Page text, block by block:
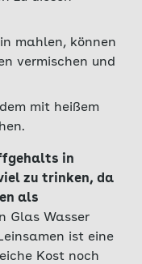
mahlen, können
vermischen und
mit heißem
in
zu trinken, da
als
Glas Wasser
ist eine
Kost noch